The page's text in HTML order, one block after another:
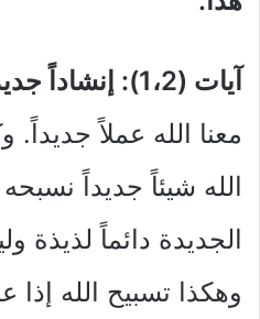
آيات (1،2): إنشاداً جديداً=
معنا الله عملاً
الله شيئاً جديداً
الجديدة دائماً لذيذة
وهكذا تسبيح الله إذا